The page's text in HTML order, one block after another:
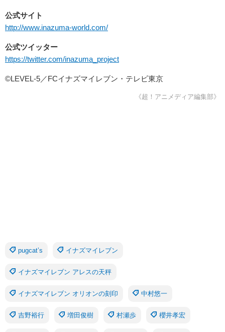
公式サイト
http://www.inazuma-world.com/
公式ツイッター
https://twitter.com/inazuma_project
©LEVEL-5／FCイナズマイレブン・テレビ東京
《超！アニメディア編集部》
pugcat’s イナズマイレブン
イナズマイレブン アレスの天秤
イナズマイレブン オリオンの刻印 中村悠一
吉野裕行 増田俊樹 村瀬歩 櫻井孝宏